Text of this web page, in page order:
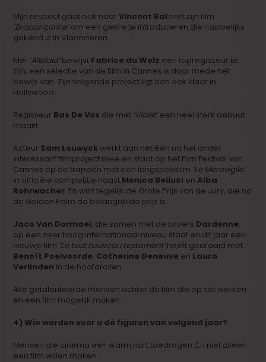
Mijn respect gaat ook naarVincent Bal met zijn film
‘Brabançonne’om een genre te introduceren die nauwelijks
gekend is in Vlaanderen.
Met ‘Alleluia’bewijst Fabrice du Welz een topregisseur te
zijn, een selectie van de film in Cannes is daar mede het
bewijs van. Zijn volgende project ligt dan ook klaar in
Hollywood.
Regisseur Bas De Vos die met ‘Violet’een heel sterk debuut
maakt.
Acteur Sam Louwyckwerkt aan het één na het ander
interessant filmproject mee en staat op het Film Festival van
Cannes op de trappen met een langspeelfilm ‘Le Meraviglie’
in officiële competitie naast Monica Belluci enAlba
Rohrwacher. En wint tegelijk de Grote Prijs van de Jury, die na
de Golden Palm de belangrijkste prijs is.
Jaco Van Dormael, die samen met de broers Dardenne,
op een zeer hoog internationaal niveau staat en dit jaar een
nieuwe film ‘Le tout nouveau testament’heeft gedraaid met
Benoît Poelvoorde, Catherine Deneuve en Laura
Verlinden in de hoofdrollen.
Alle getalenteerde mensen achter de film die op set werken
en een film mogelijk maken.
4) Wie worden voor u de figuren van volgend jaar?
Mensen die cinema een warm hart toedragen. En niet alleen
een film willen maken.